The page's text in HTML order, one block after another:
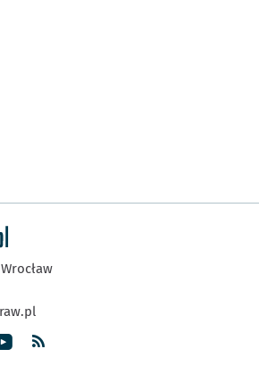
Wrocław